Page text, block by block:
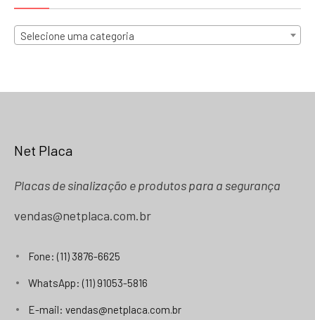
Selecione uma categoria
Net Placa
Placas de sinalização e produtos para a segurança
vendas@netplaca.com.br
Fone: (11) 3876-6625
WhatsApp: (11) 91053-5816
E-mail: vendas@netplaca.com.br